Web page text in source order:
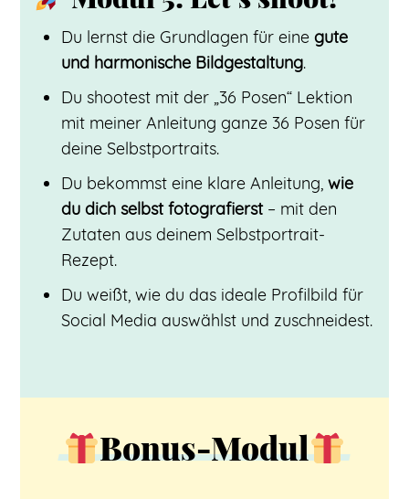
Du lernst die Grundlagen für eine gute
und harmonische Bildgestaltung.
Du shootest mit der „36 Posen“ Lektion
mit meiner Anleitung ganze 36 Posen für
deine Selbstportraits.
Du bekommst eine klare Anleitung, wie
du dich selbst fotografierst– mit den
Zutaten aus deinem Selbstportrait-
Rezept.
Du weißt, wie du das ideale Profilbild für
Social Media auswählst und zuschneidest.
Bonus-Modul